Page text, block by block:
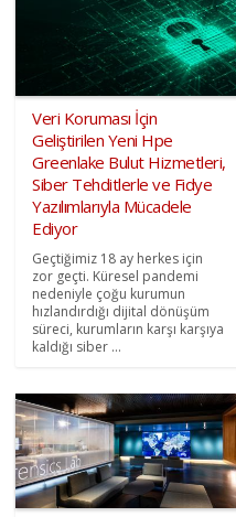
Veri Koruması İçin
Geliştirilen Yeni Hpe
Greenlake Bulut Hizmetleri,
Siber Tehditlerle ve Fidye
Yazılımlarıyla Mücadele
Ediyor
Geçtiğimiz 18 ay herkes için
zor geçti. Küresel pandemi
nedeniyle çoğu kurumun
hızlandırdığı dijital dönüşüm
süreci, kurumların karşı karşıya
kaldığı siber ...